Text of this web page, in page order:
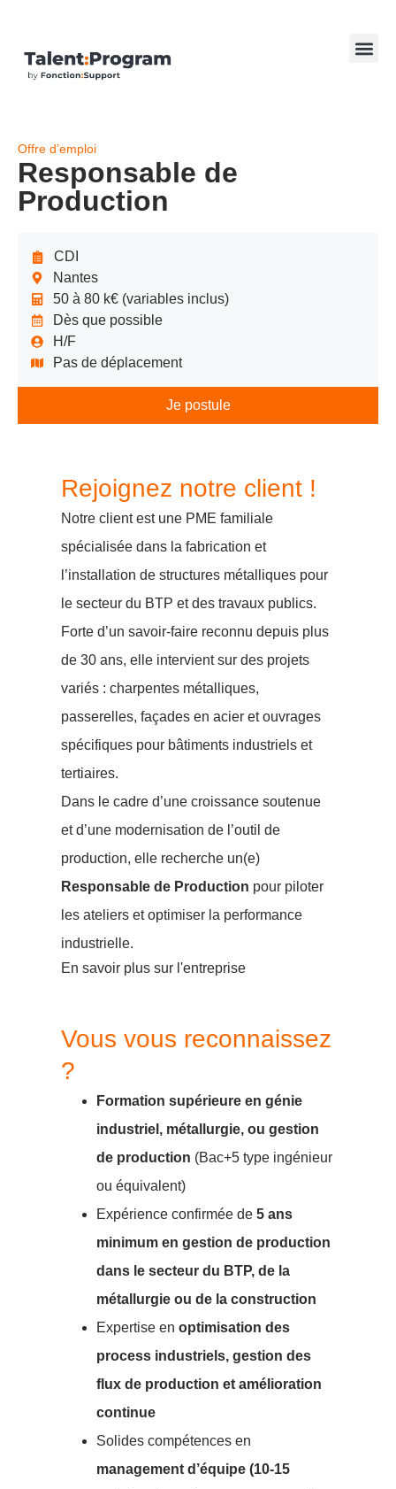
Je postule
CDI
Nantes
50 à 80 k€ (variables inclus)
Dès que possible
H/F
Pas de déplacement
Offre d’emploi
Responsable de
Production
Rejoignez notre client !
Notre client est une PME familiale
spécialisée dans la fabrication et
l’installation de structures métalliques pour
le secteur du BTP et des travaux publics.
Forte d’un savoir-faire reconnu depuis plus
de 30 ans, elle intervient sur des projets
variés : charpentes métalliques,
passerelles, façades en acier et ouvrages
spécifiques pour bâtiments industriels et
tertiaires.
Dans le cadre d’une croissance soutenue
et d’une modernisation de l’outil de
production, elle recherche un(e)
Responsable de Production pour piloter
les ateliers et optimiser la performance
industrielle.
En savoir plus sur l'entreprise
Vous vous reconnaissez
?
Formation supérieure en génie
industriel, métallurgie, ou gestion
de production (Bac+5 type ingénieur
ou équivalent)
Expérience confirmée de 5 ans
minimum en gestion de production
dans le secteur du BTP, de la
métallurgie ou de la construction
Expertise en optimisation des
process industriels, gestion des
flux de production et amélioration
continue
Solides compétences en
management d’équipe (10-15